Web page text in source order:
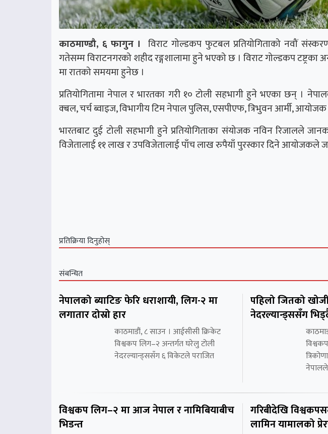
काठमाण्डौ, ६ फागुन । विराट गोल्डकप फुटबल प्रतियोगिताको नवौं
गतेसम्म विराटनगरको शहीद रङ्गशालामा हुने भएको छ । विराट गोल्डकप टष्ट्रका
मा रातको समयमा हुनेछ ।
प्रतियोगितामा नेपाल र भारतका गरी १० टोली सहभागी हुने भएका छन् ।
क्बल, चर्च ब्वाइज, विभागीय टिम नेपाल पुलिस, एसपीएफ, त्रिभुवन आर्मी,
भारतबाट दुई टोली सहभागी हुने प्रतियोगिताका संयोजक नविन रिजालले
विजेतालाई ११ लाख र उपविजेतालाई पाँच लाख रुपैयाँ पुरस्कार दिने आयोजकले
प्रतिक्रिया दिनुहोस्
संबन्धित
नेपालको ब्याटिङ फेरि धराशायी, लिग-२ मा
लगातार दोस्रो हार
काठमाडौं, ८ साउन । आईसीसी क्रिकेट
विश्वकप लिग–२ अन्तर्गत घरेलु टोली
नेदरल्यान्ड्ससँग ६ विकेटले पराजित
पहिलो जितको
नेदरल्यान्ड्ससँग
विश्वकप लिग–२ मा आज नेपाल र नामिबियाबीच
भिडन्त
गरिबीदेखि
लामिन यामालको